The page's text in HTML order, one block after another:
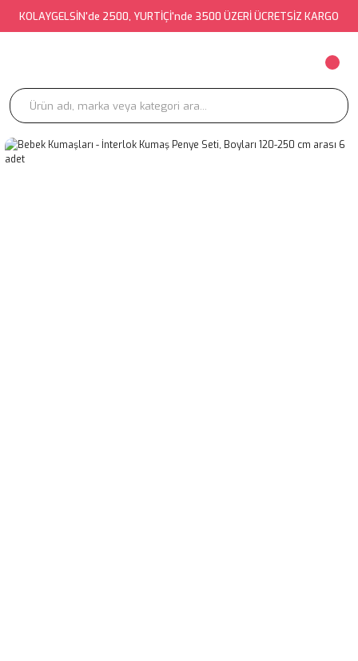
KOLAYGELSİN'de 2500, YURTİÇİ'nde 3500 ÜZERİ ÜCRETSİZ KARGO